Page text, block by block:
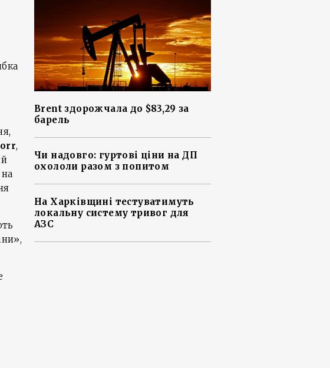
,
на
Brent здорожчала до $83,29 за
барель
Чи надовго: гуртові ціни на ДП
охололи разом з попитом
На Харківщині тестуватимуть
локальну систему тривог для
АЗС